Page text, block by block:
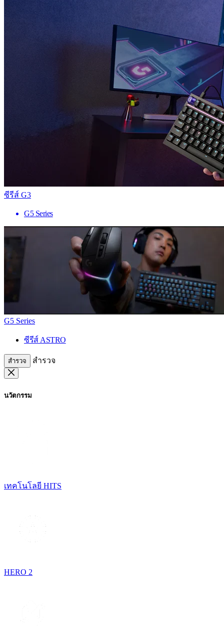
ซีรีส์ G3
G5 Series
G5 Series
ซีรีส์ ASTRO
สำรวจ สำรวจ
นวัตกรรม
เทคโนโลยี HITS
HERO 2